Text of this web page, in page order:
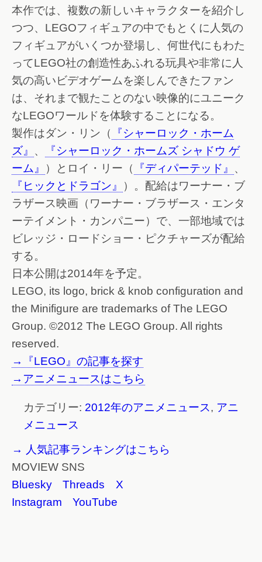
本作では、複数の新しいキャラクターを紹介し
つつ、LEGOフィギュアの中でもとくに人気の
フィギュアがいくつか登場し、何世代にもわた
ってLEGO社の創造性あふれる玩具や非常に人
気の高いビデオゲームを楽しんできたファン
は、それまで観たことのない映像的にユニーク
なLEGOワールドを体験することになる。
製作はダン・リン（
『シャーロック・ホーム
ズ』 、
『シャーロック・ホームズ シャドウ ゲ
ーム』
）とロイ・リー（ 『ディパーテッド』 、
『ヒックとドラゴン』
）。配給はワーナー・ブ
ラザース映画（ワーナー・ブラザース・エンタ
ーテイメント・カンパニー）で、一部地域では
ビレッジ・ロードショー・ピクチャーズが配給
する。
日本公開は2014年を予定。
LEGO, its logo, brick & knob configuration and
the Minifigure are trademarks of The LEGO
Group. ©2012 The LEGO Group. All rights
reserved.
→『LEGO』の記事を探す
→アニメニュースはこちら
カテゴリー: 2012年のアニメニュース, アニ
メニュース
→ 人気記事ランキングはこちら
MOVIEW SNS
Bluesky
Threads
X
Instagram
YouTube